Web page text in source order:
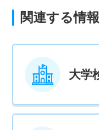
関連する情
大学